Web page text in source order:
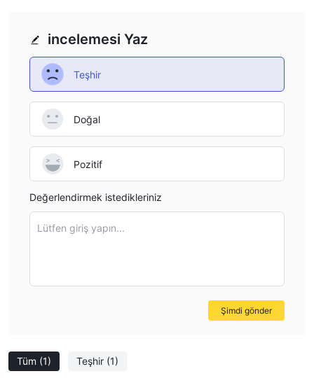
Tüm (1) Teşhir (1)
incelemesi Yaz
Teşhir
Doğal
Pozitif
Değerlendirmek istedikleriniz
Lütfen giriş yapın...
Şimdi gönder